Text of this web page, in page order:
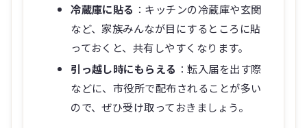
冷蔵庫に貼る ：キッチンの冷蔵庫や玄関
など、家族みんなが目にするところに貼
っておくと、共有しやすくなります。
引っ越し時にもらえる ：転入届を出す際
などに、市役所で配布されることが多い
ので、ぜひ受け取っておきましょう。